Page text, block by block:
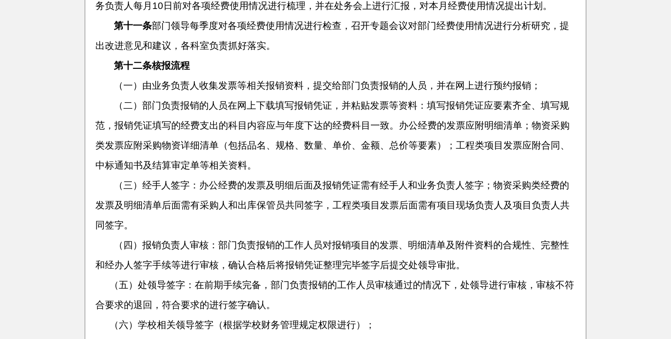
务负责人每月 10 日前对各项经费使用情况进行梳理，并在处务会上进行汇报，对本月经费使用情况提出计划。
第十一条部门领导每季度对各项经费使用情况进行检查，召开专题会议对部门经费使用情况进行分析研究，提
出改进意见和建议，各科室负责抓好落实。
第十二条核报流程
（一）由业务负责人收集发票等相关报销资料，提交给部门负责报销的人员，并在网上进行预约报销；
（二）部门负责报销的人员在网上下载填写报销凭证，并粘贴发票等资料：填写报销凭证应要素齐全、填写规
范，报销凭证填写的经费支出的科目内容应与年度下达的经费科目一致。办公经费的发票应附明细清单；物资采购
类发票应附采购物资详细清单（包括品名、规格、数量、单价、金额、总价等要素）；工程类项目发票应附合同、
中标通知书及结算审定单等相关资料。
（三）经手人签字：办公经费的发票及明细后面及报销凭证需有经手人和业务负责人签字；物资采购类经费的
发票及明细清单后面需有采购人和出库保管员共同签字，工程类项目发票后面需有项目现场负责人及项目负责人共
同签字。
（四）报销负责人审核：部门负责报销的工作人员对报销项目的发票、明细清单及附件资料的合规性、完整性
和经办人签字手续等进行审核，确认合格后将报销凭证整理完毕签字后提交处领导审批。
（五）处领导签字：在前期手续完备，部门负责报销的工作人员审核通过的情况下，处领导进行审核，审核不符
合要求的退回，符合要求的进行签字确认。
（六）学校相关领导签字（根据学校财务管理规定权限进行）；